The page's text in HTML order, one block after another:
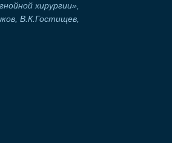
хирургии»,
В.К.Гостищев,